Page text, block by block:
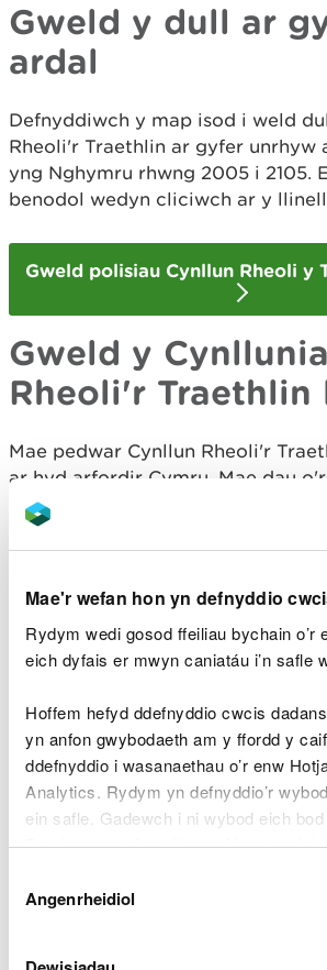
Mae'r wefan hon yn defnyddio
Rydym wedi gosod ffeiliau bychain o’r
eich dyfais er mwyn caniatáu i’n safle
Hoffem hefyd ddefnyddio cwcis
yn anfon gwybodaeth am y ffordd y
ddefnyddio i wasanaethau o’r enw
Analytics. Rydym yn defnyddio’r
ein safle. Gadewch i ni wybod eich bod
Byddwn yn defnyddio cwci i gadw
Gellirdarllen mwy am ein cwcis cyn
Caniatâd
Angenrheidiol
Gweld y dull ar
ardal
Defnyddiwch y map isod i weld
Rheoli'r Traethlin ar gyfer unrhyw
yng Nghymru rhwng 2005 i 2105.
benodol wedyn cliciwch ar y
Gweld polisiau Cynllun Rheoli y
Gweld y
Rheoli'r Traethlin
Mae pedwar Cynllun Rheoli'r
ar hyd arfordir Cymru. Mae dau
ffin gyda Lloegr. Gallwch weld y
eich ardal yn y dolenni isod:
Traethlin 19 – Anchor Head i
Grŵp Arfordirol De Cymru
Traethlin 1 20 – Trwyn Larnog i
Ann)
Rheoli'r Traethlin 1 21 – Penrhyn
Gogarth)
Grŵp Arfordirol Gogledd
Gogledd Cymru(Cynllun
Gogarth)
gwybodaeth gefndirol ar
amlinellu manylion y polisi ar